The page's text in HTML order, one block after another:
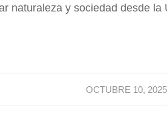
naturaleza y sociedad desde la
OCTUBRE 10, 2025